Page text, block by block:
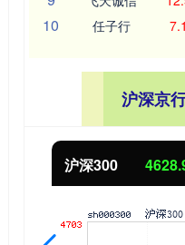
10 任子行
沪深京
沪深300